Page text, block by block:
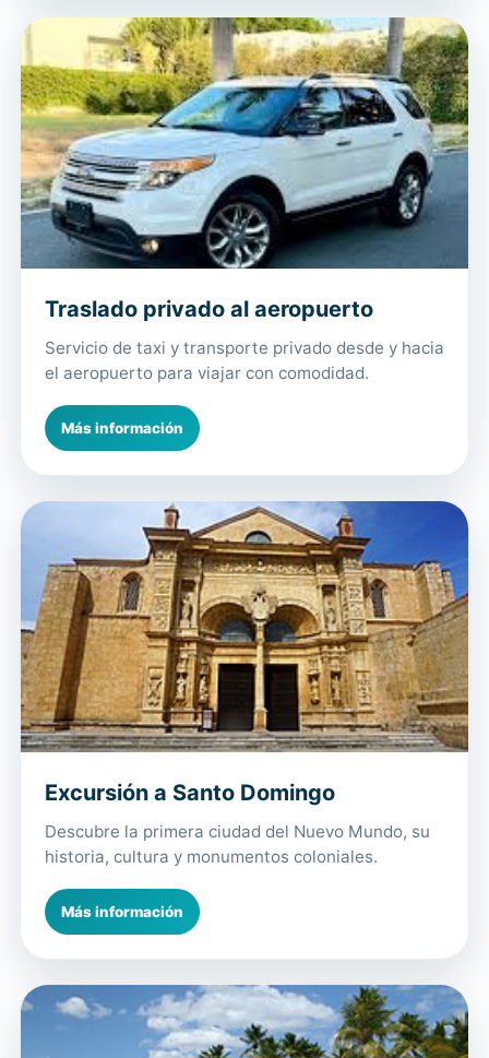
Traslado privado al aeropuerto
Servicio de taxi y transporte privado desde y hacia
el aeropuerto para viajar con comodidad.
Más información
Excursión a Santo Domingo
Descubre la primera ciudad del Nuevo Mundo, su
historia, cultura y monumentos coloniales.
Más información